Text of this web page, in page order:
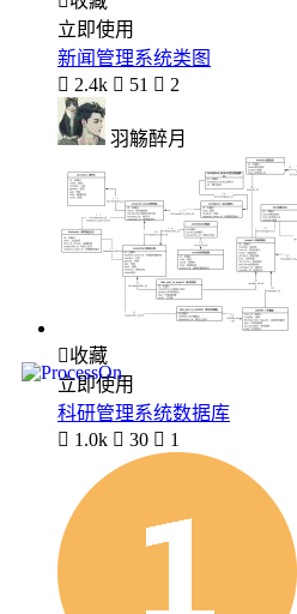
立即使用
新闻管理系统类图
 2.4k  51  2
羽觞醉月
收藏
立即使用
科研管理系统数据库
 1.0k  30  1